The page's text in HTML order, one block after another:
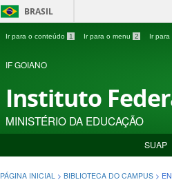
BRASIL
Ir para o conteúdo 1 Ir para o menu 2 Ir para
IF GOIANO
Instituto
MINISTÉRIO DA EDUCAÇÃO
SUAP
PÁGINA INICIAL > BIBLIOTECA DO CAMPUS >